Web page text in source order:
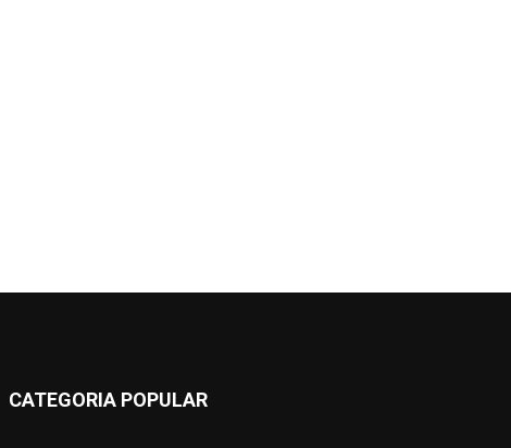
CATEGORIA POPULAR